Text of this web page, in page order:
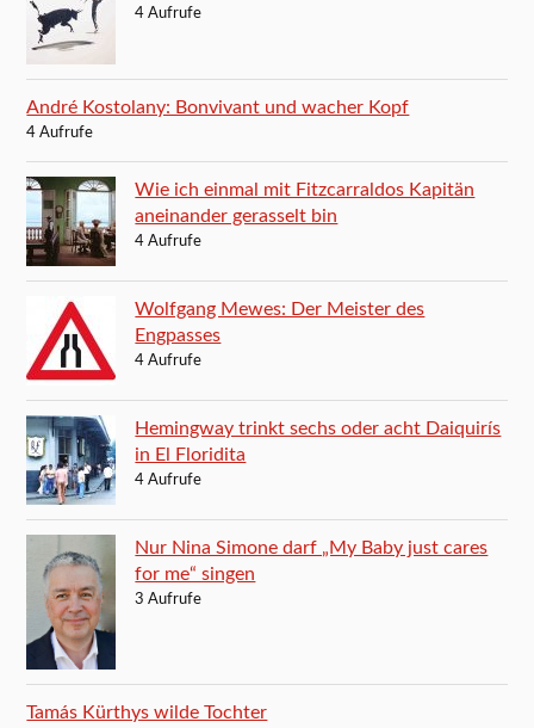
4 Aufrufe
André Kostolany: Bonvivant und wacher Kopf
4 Aufrufe
Wie ich einmal mit Fitzcarraldos Kapitän
aneinander gerasselt bin
4 Aufrufe
Wolfgang Mewes: Der Meister des
Engpasses
4 Aufrufe
Hemingway trinkt sechs oder acht Daiquirís
in El Floridita
4 Aufrufe
Nur Nina Simone darf „My Baby just cares
for me“ singen
3 Aufrufe
Tamás Kürthys wilde Tochter